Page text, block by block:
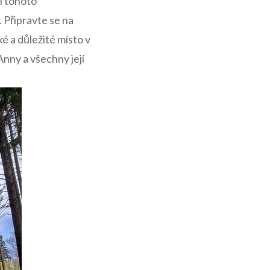
se na
a důležité místo v
a⁣ všechny její